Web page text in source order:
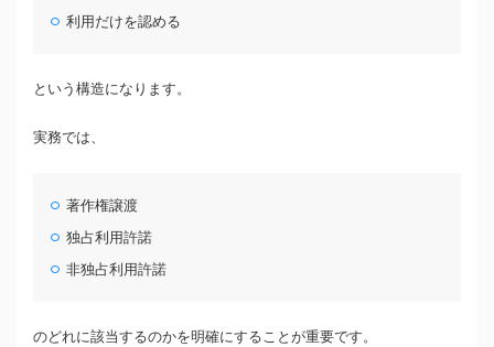
利用だけを認める
という構造になります。
実務では、
著作権譲渡
独占利用許諾
非独占利用許諾
のどれに該当するのかを明確にすることが重要です。